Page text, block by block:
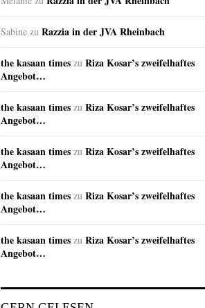
Sabine zu Razzia in der JVA Rheinbach
the kasaan times zu Riza Kosar’s zweifelhaftes
Angebot…
the kasaan times zu Riza Kosar’s zweifelhaftes
Angebot…
the kasaan times zu Riza Kosar’s zweifelhaftes
Angebot…
the kasaan times zu Riza Kosar’s zweifelhaftes
Angebot…
the kasaan times zu Riza Kosar’s zweifelhaftes
Angebot…